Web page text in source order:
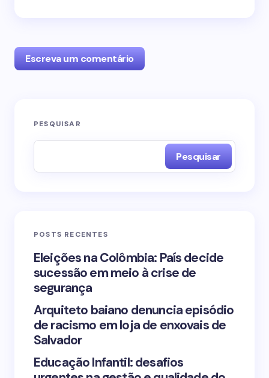
Escreva um comentário
O seu endereço de e-mail não será publicado.
Your Comment *
Save my name and email in this browser for the
PESQUISAR
Pesquisar
POSTS RECENTES
Eleições na Colômbia: País decide
sucessão em meio à crise de
segurança
Arquiteto baiano denuncia episódio
de racismo em loja de enxovais de
Salvador
Educação Infantil: desafios